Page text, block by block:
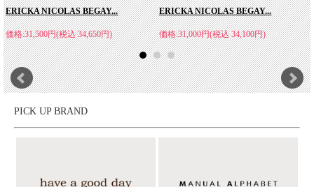
指が出せる構造でスマホの操作や軽作業も難なく
ERICKA NICOLAS BEGAY...
価格:31,500円(税込 34,650円)
ERICKA NICOLAS BEGAY...
価格:31,000円(税込 34,100円)
PICK UP BRAND